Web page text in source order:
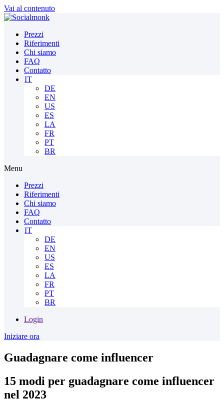
Vai al contenuto
Prezzi
Riferimenti
Chi siamo
FAQ
Contatto
IT
DE
EN
US
ES
LA
FR
PT
BR
Menu
Prezzi
Riferimenti
Chi siamo
FAQ
Contatto
IT
DE
EN
US
ES
LA
FR
PT
BR
Login
Iniziare ora
Guadagnare come influencer
15 modi per guadagnare come influencer
nel 2023